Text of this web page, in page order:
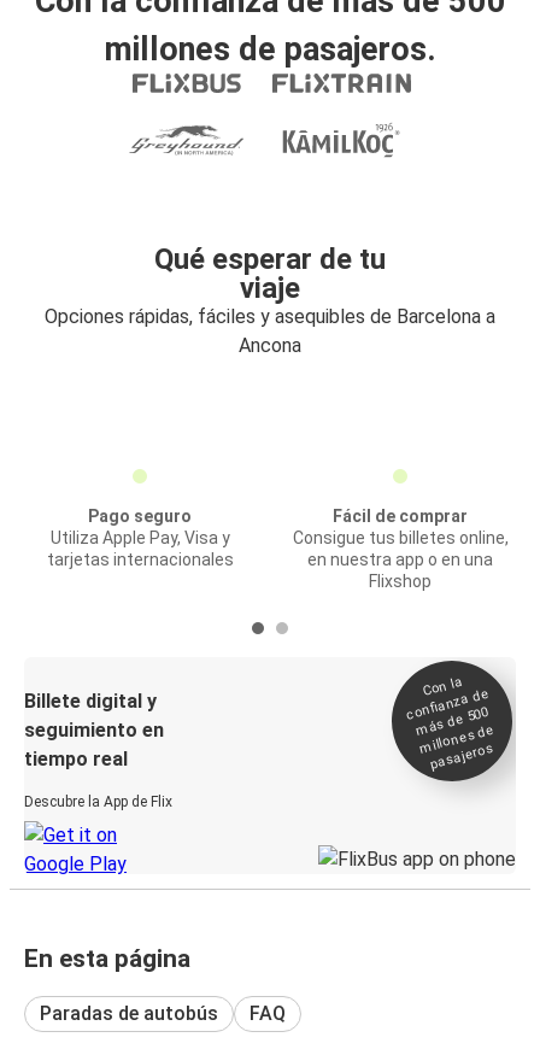
millones de pasajeros.
Qué esperar de tu
viaje
Opciones rápidas, fáciles y asequibles de Barcelona a
Ancona
Pago seguro
Utiliza Apple Pay, Visa y
tarjetas internacionales
Fácil de comprar
Consigue tus billetes online,
en nuestra app o en una
Flixshop
Billete digital y
seguimiento en
tiempo real
Descubre la App de Flix
Con la
confianza de
más de 500
millones de
pasajeros
En esta página
Paradas de autobús FAQ